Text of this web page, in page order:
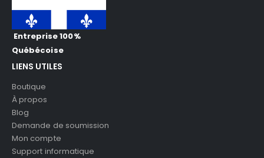
Entreprise 100%
Québécoise
LIENS UTILES
Boutique
À propos
Blog
Demande de soumission
Mon compte
Support informatique